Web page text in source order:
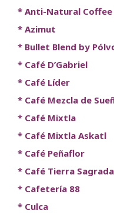
* Anti-Natural Coffee
* Azimut
* Bullet Blend by
* Café D’Gabriel
* Café Líder
* Café Mezcla de
* Café Mixtla
* Café Mixtla Askatl
* Café Peñaflor
* Café Tierra Sagrada
* Cafetería 88
* Culca